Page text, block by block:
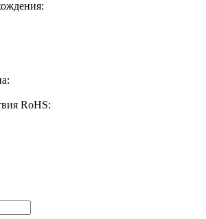
RoHS: